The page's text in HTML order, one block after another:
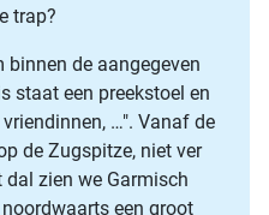
trap?
binnen de aangegeven
staat een preekstoel en
…". Vanaf de
de Zugspitze, niet ver
zien we Garmisch
een groot